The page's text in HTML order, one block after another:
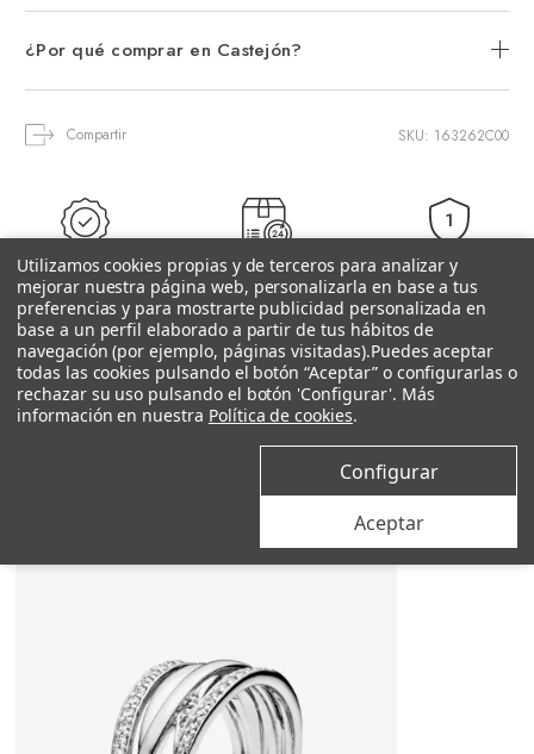
¿Por qué comprar en Castejón?
Compartir SKU: 163262C00
Distribuidor
Oficial
Entrega 24-72h
(Península)
3 Años de
Grantía
Productos relacionados
Utilizamos cookies propias y de terceros para analizar y
mejorar nuestra página web, personalizarla en base a tus
preferencias y para mostrarte publicidad personalizada en
base a un perfil elaborado a partir de tus hábitos de
navegación (por ejemplo, páginas visitadas).Puedes aceptar
todas las cookies pulsando el botón “Aceptar” o configurarlas o
rechazar su uso pulsando el botón 'Configurar'. Más
información en nuestra Política de cookies.
Configurar
Aceptar